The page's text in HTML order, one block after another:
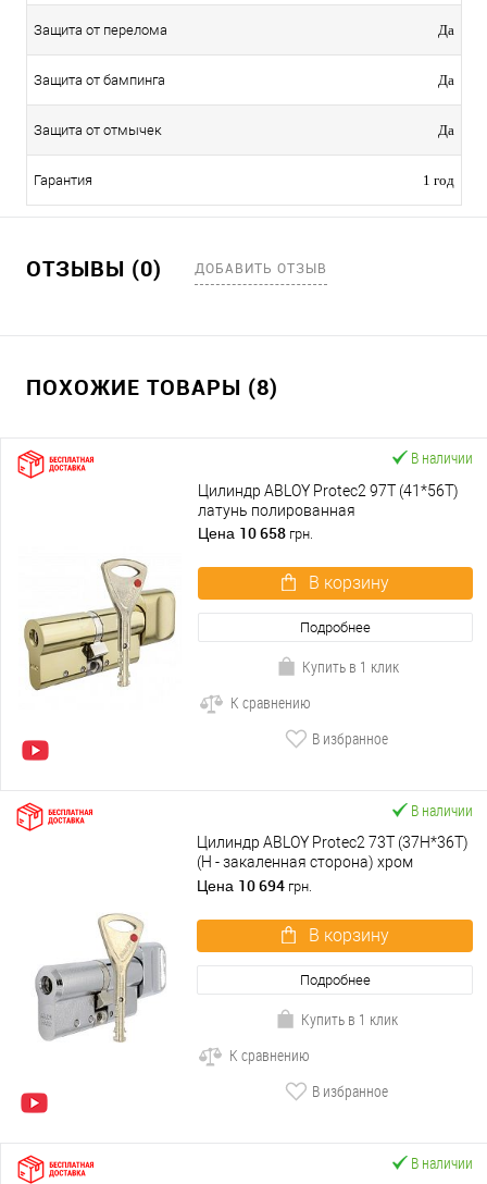
Защита от перелома Да
Защита от бампинга Да
Защита от отмычек Да
Гарантия 1 год
ОТЗЫВЫ (0) ДОБАВИТЬ ОТЗЫВ
ПОХОЖИЕ ТОВАРЫ (8)
В наличии
Цилиндр ABLOY Protec2 97T (41*56T)
латунь полированная
Цена 10 658 грн.
В корзину
Подробнее
Купить в 1 клик
К сравнению
В избранное
В наличии
Цилиндр ABLOY Protec2 73T (37H*36T)
(H - закаленная сторона) хром
полированный
Цена 10 694 грн.
В корзину
Подробнее
Купить в 1 клик
К сравнению
В избранное
В наличии